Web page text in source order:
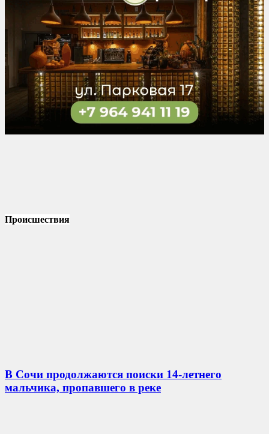
Происшествия
В Сочи продолжаются поиски 14-летнего
мальчика, пропавшего в реке